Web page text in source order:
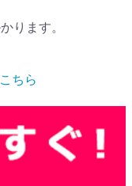
ります。
ちら